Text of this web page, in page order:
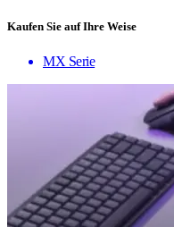
Kaufen Sie auf Ihre Weise
MX Serie